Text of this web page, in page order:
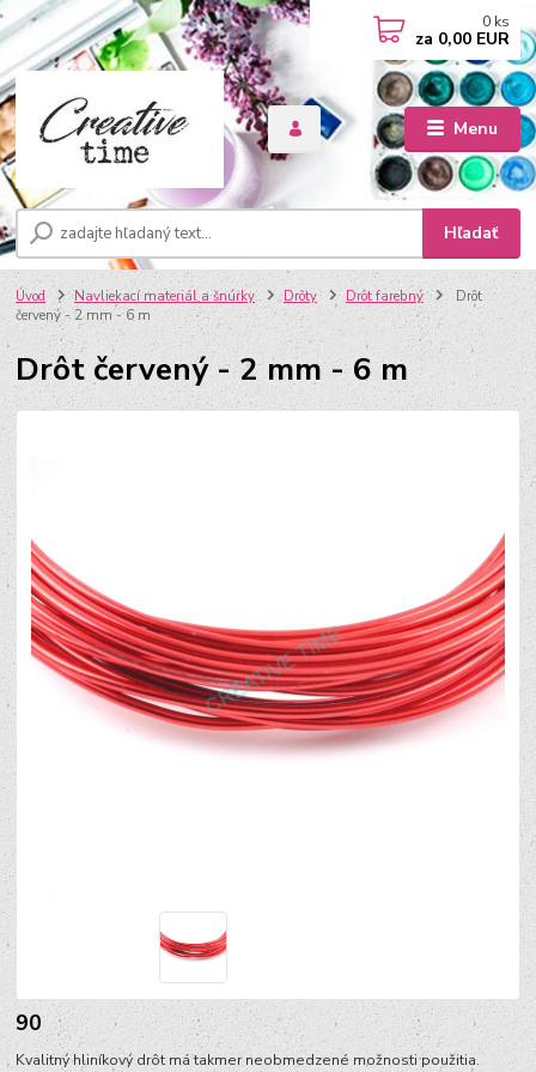
Menu
Hľadať
0 ks
za 0,00 EUR
Úvod Navliekací materiál a šnúrky Drôty Drôt farebný
Drôt
červený - 2 mm - 6 m
Drôt červený - 2 mm - 6 m
90
Kvalitný hliníkový drôt má takmer neobmedzené možnosti použitia.